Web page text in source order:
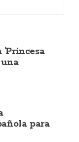
'Princesa
para